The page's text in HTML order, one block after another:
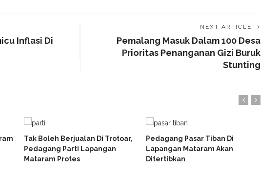
Inflasi Di
NEXT ARTICLE
Pemalang Masuk Dalam 100 Desa
Prioritas Penanganan Gizi Buruk
Stunting
Tak Boleh Berjualan Di Trotoar,
Pedagang Parti Lapangan
Mataram Protes
Pedagang Pasar Tiban Di
Lapangan Mataram Akan
Ditertibkan